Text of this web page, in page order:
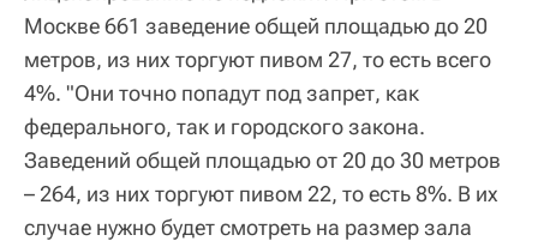
Москве 661 заведение общей площадью до 20
метров, из них торгуют пивом 27, то есть всего
4%. "Они точно попадут под запрет, как
федерального, так и городского закона.
Заведений общей площадью от 20 до 30 метров
– 264, из них торгуют пивом 22, то есть 8%. В их
случае нужно будет смотреть на размер зала